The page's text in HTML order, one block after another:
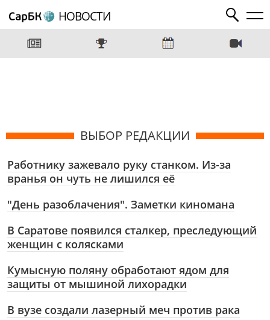
НОВОСТИ
ВЫБОР РЕДАКЦИИ
Работнику зажевало руку станком. Из-за
вранья он чуть не лишился её
"День разоблачения". Заметки киномана
В Саратове появился сталкер, преследующий
женщин с колясками
Кумысную поляну обработают ядом для
защиты от мышиной лихорадки
В вузе создали лазерный меч против рака